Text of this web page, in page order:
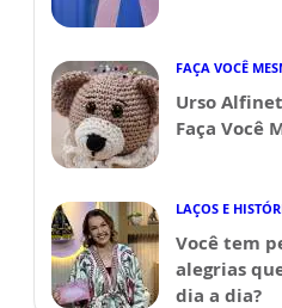
FAÇA VOCÊ
Urso
Faça Você
LAÇOS E
Você tem
alegrias
dia a dia?